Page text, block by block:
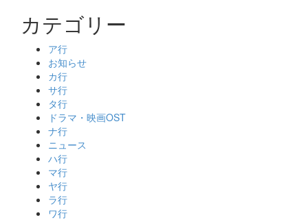
カテゴリー
ア行
お知らせ
カ行
サ行
タ行
ドラマ・映画OST
ナ行
ニュース
ハ行
マ行
ヤ行
ラ行
ワ行